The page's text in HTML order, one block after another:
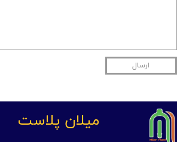
ارسال
میلان پلاست